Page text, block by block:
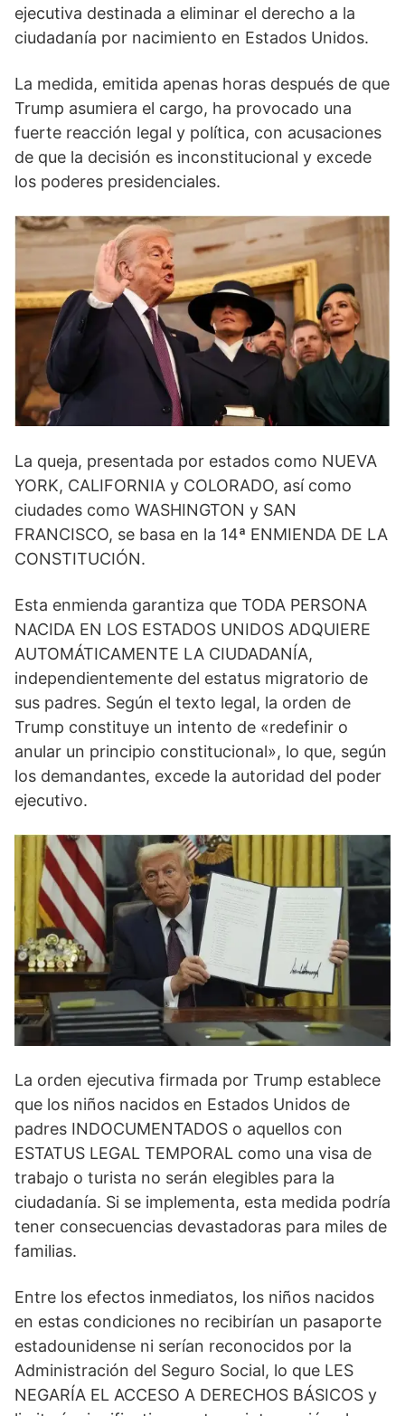
ejecutiva destinada a eliminar el derecho a la
ciudadanía por nacimiento en Estados Unidos.
La medida, emitida apenas horas después de que
Trump asumiera el cargo, ha provocado una
fuerte reacción legal y política, con acusaciones
de que la decisión es inconstitucional y excede
los poderes presidenciales.
La queja, presentada por estados como NUEVA
YORK, CALIFORNIA y COLORADO, así como
ciudades como WASHINGTON y SAN
FRANCISCO, se basa en la 14ª ENMIENDA DE LA
CONSTITUCIÓN.
Esta enmienda garantiza que TODA PERSONA
NACIDA EN LOS ESTADOS UNIDOS ADQUIERE
AUTOMÁTICAMENTE LA CIUDADANÍA,
independientemente del estatus migratorio de
sus padres. Según el texto legal, la orden de
Trump constituye un intento de «redefinir o
anular un principio constitucional», lo que, según
los demandantes, excede la autoridad del poder
ejecutivo.
La orden ejecutiva firmada por Trump establece
que los niños nacidos en Estados Unidos de
padres INDOCUMENTADOS o aquellos con
ESTATUS LEGAL TEMPORAL como una visa de
trabajo o turista no serán elegibles para la
ciudadanía. Si se implementa, esta medida podría
tener consecuencias devastadoras para miles de
familias.
Entre los efectos inmediatos, los niños nacidos
en estas condiciones no recibirían un pasaporte
estadounidense ni serían reconocidos por la
Administración del Seguro Social, lo que LES
NEGARÍA EL ACCESO A DERECHOS BÁSICOS y